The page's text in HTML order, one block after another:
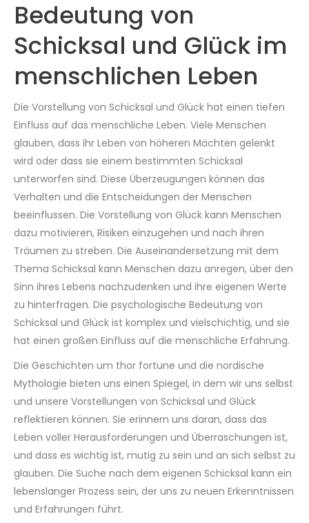
Bedeutung von
Schicksal und Glück im
menschlichen Leben
Die Vorstellung von Schicksal und Glück hat einen tiefen
Einfluss auf das menschliche Leben. Viele Menschen
glauben, dass ihr Leben von höheren Mächten gelenkt
wird oder dass sie einem bestimmten Schicksal
unterworfen sind. Diese Überzeugungen können das
Verhalten und die Entscheidungen der Menschen
beeinflussen. Die Vorstellung von Glück kann Menschen
dazu motivieren, Risiken einzugehen und nach ihren
Träumen zu streben. Die Auseinandersetzung mit dem
Thema Schicksal kann Menschen dazu anregen, über den
Sinn ihres Lebens nachzudenken und ihre eigenen Werte
zu hinterfragen. Die psychologische Bedeutung von
Schicksal und Glück ist komplex und vielschichtig, und sie
hat einen großen Einfluss auf die menschliche Erfahrung.
Die Geschichten um thor fortune und die nordische
Mythologie bieten uns einen Spiegel, in dem wir uns selbst
und unsere Vorstellungen von Schicksal und Glück
reflektieren können. Sie erinnern uns daran, dass das
Leben voller Herausforderungen und Überraschungen ist,
und dass es wichtig ist, mutig zu sein und an sich selbst zu
glauben. Die Suche nach dem eigenen Schicksal kann ein
lebenslanger Prozess sein, der uns zu neuen Erkenntnissen
und Erfahrungen führt.